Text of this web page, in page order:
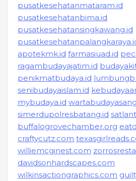
pusatkesehatanmataram.id
pusatkesehatanbima.id
pusatkesehatansingkawang.id
apotekmk.id farmasiuad.id
ragambudayajatim.id
penikmatbudaya.id
senibudayaislam.id
mybudaya.id
simerdupolresbatang.id
buffalogrovechamber.org
craftycutz.com
williemcginest.com
davidsonhardscapes.com
wilkinsactiongraphics.com